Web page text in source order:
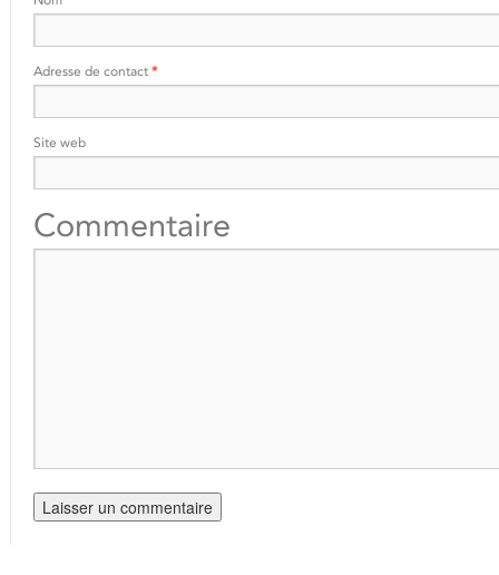
Adresse de contact *
Site web
Commentaire